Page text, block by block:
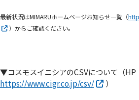
最新状況はMIMARUホームページお知らせ一覧（
）からご確認ください。
▼コスモスイニシアのCSVについて（HP
https://www.cigr.co.jp/csv/
）